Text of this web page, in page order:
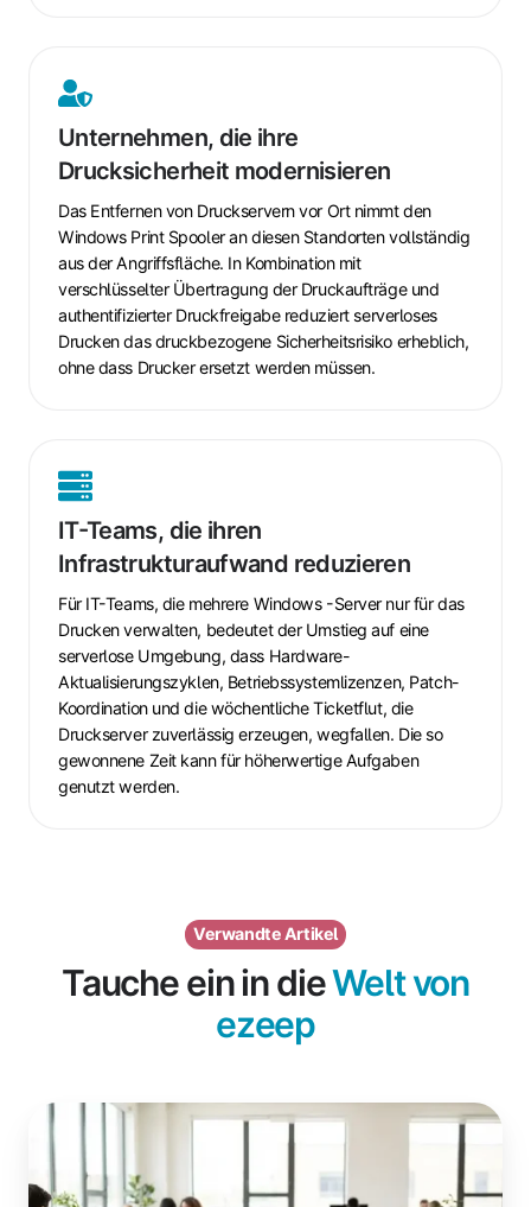
Unternehmen, die ihre
Drucksicherheit modernisieren
Das Entfernen von Druckservern vor Ort nimmt den
Windows Print Spooler an diesen Standorten vollständig
aus der Angriffsfläche. In Kombination mit
verschlüsselter Übertragung der Druckaufträge und
authentifizierter Druckfreigabe reduziert serverloses
Drucken das druckbezogene Sicherheitsrisiko erheblich,
ohne dass Drucker ersetzt werden müssen.
Unternehmen,
ihre
Drucksicherheit
modernisieren
IT-Teams, die ihren
Infrastrukturaufwand reduzieren
Für IT-Teams, die mehrere Windows-Server nur für das
Drucken verwalten, bedeutet der Umstieg auf eine
serverlose Umgebung, dass Hardware-
Aktualisierungszyklen, Betriebssystemlizenzen, Patch-
Koordination und die wöchentliche Ticketflut, die
Druckserver zuverlässig erzeugen, wegfallen. Die so
gewonnene Zeit kann für höherwertige Aufgaben
genutzt werden.
IT-
die
ihren
Infrastrukturaufwand
reduzieren
Verwandte Artikel
Tauche ein in dieWelt von
ezeep
Was
treiberloses
Drucken?